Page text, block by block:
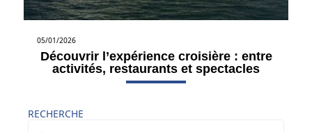
05/01/2026
Découvrir l’expérience croisière : entre
activités, restaurants et spectacles
RECHERCHE